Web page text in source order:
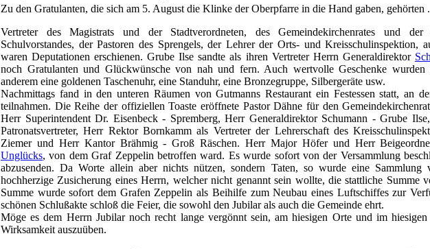
Zu den Gratulanten, die sich am 5. August die Klinke der Oberpfarre in die Hand gaben, gehörten
Vertreter des Magistrats und der Stadtverordneten, des Gemeindekirchenrates und der
Schulvorstandes, der Pastoren des Sprengels, der Lehrer der Orts- und Kreisschulinspektion,
waren Deputationen erschienen. Grube Ilse sandte als ihren Vertreter Herrn Generaldirektor
noch Gratulanten und Glückwünsche von nah und fern. Auch wertvolle Geschenke
anderem eine goldenen Taschenuhr, eine Standuhr, eine Bronzegruppe, Silbergeräte usw.
Nachmittags fand in den unteren Räumen von Gutmanns Restaurant ein Festessen statt, an
teilnahmen. Die Reihe der offiziellen Toaste eröffnete Pastor Dähne für den
Herr Superintendent Dr. Eisenbeck - Spremberg, Herr Generaldirektor Schumann - Grube
Patronatsvertreter, Herr Rektor Bornkamm als Vertreter der Lehrerschaft des
Ziemer und Herr Kantor Brähmig - Groß Räschen. Herr Major Höfer und Herr
Unglücks, von dem Graf Zeppelin betroffen ward. Es wurde sofort von der Versammlung
abzusenden. Da Worte allein aber nichts nützen, sondern Taten, so wurde eine Sammlung
hochherzige Zusicherung eines Herrn, welcher nicht genannt sein wollte, die stattliche Summe
Summe wurde sofort dem Grafen Zeppelin als Beihilfe zum Neubau eines Luftschiffes zur
schönen Schlußakte schloß die Feier, die sowohl den Jubilar als auch die Gemeinde ehrt.
Möge es dem Herrn Jubilar noch recht lange vergönnt sein, am hiesigen Orte und im hiesigen
Wirksamkeit auszuüben.